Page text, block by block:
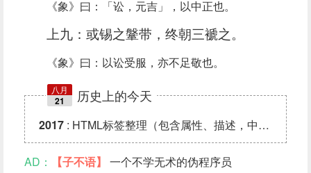
《象》曰：「讼，元吉」，以中正也。
上九：或锡之鞶带，终朝三褫之。
《象》曰：以讼受服，亦不足敬也。
八月
21 历史上的今天
2017 : HTML标签整理（包含属性、描述，中英文对照
AD： 【子不语】 一个不学无术的伪程序员